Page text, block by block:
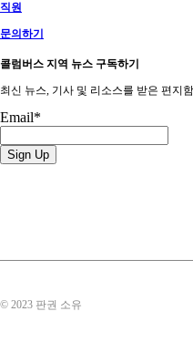
직원
문의하기
콜럼버스 지역 뉴스 구독하기
최신 뉴스, 기사 및 리소스를 받은 편지
Email*
© 2023 판권 소유